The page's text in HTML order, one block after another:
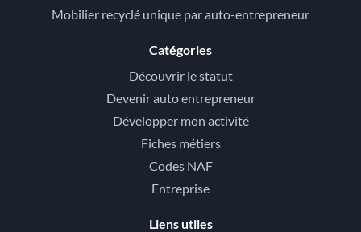
Mobilier recyclé unique par auto-entrepreneur
Catégories
Découvrir le statut
Devenir auto entrepreneur
Développer mon activité
Fiches métiers
Codes NAF
Entreprise
Liens utiles